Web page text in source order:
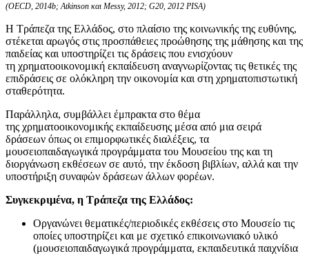
(OECD, 2014b; Atkinson και Messy, 2012; G20, 2012 PISA)
Η Τράπεζα της Ελλάδος, στο πλαίσιο της κοινωνικής της ευθύνης,
στέκεται αρωγός στις προσπάθειες προώθησης της μάθησης και της
παιδείας και υποστηρίζει τις δράσεις που ενισχύουν
τη χρηματοοικονομική εκπαίδευση αναγνωρίζοντας τις θετικές της
επιδράσεις σε ολόκληρη την οικονομία και στη χρηματοπιστωτική
σταθερότητα.
Παράλληλα, συμβάλλει έμπρακτα στο θέμα
της χρηματοοικονομικής εκπαίδευσης μέσα από μια σειρά
δράσεων όπως οι επιμορφωτικές διαλέξεις, τα
μουσειοπαιδαγωγικά προγράμματα του Μουσείου της και τη
διοργάνωση εκθέσεων σε αυτό, την έκδοση βιβλίων, αλλά και την
υποστήριξη συναφών δράσεων άλλων φορέων.
Συγκεκριμένα, η Τράπεζα της Ελλάδος:
Οργανώνει θεματικές/περιοδικές εκθέσεις στο Μουσείο τις
οποίες υποστηρίζει και με σχετικό επικοινωνιακό υλικό
(μουσειοπαιδαγωγικά προγράμματα, εκπαιδευτικά παιχνίδια